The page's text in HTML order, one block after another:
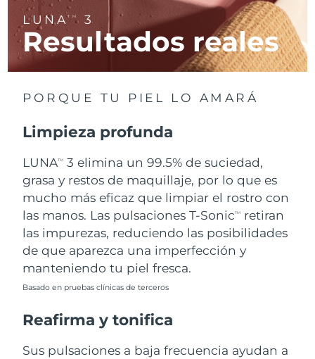
LUNATM 3
Resultados reales
PORQUE TU PIEL LO AMARÁ
Limpieza profunda
LUNATM
3 elimina un 99.5% de suciedad,
grasa y restos de maquillaje, por lo que es
mucho más eficaz que limpiar el rostro con
las manos. Las pulsaciones T-SonicTM
retiran
las impurezas, reduciendo las posibilidades
de que aparezca una imperfección y
manteniendo tu piel fresca.
Basado en pruebas clínicas de terceros
Reafirma y tonifica
Sus pulsaciones a baja frecuencia ayudan a
RAE de Macao
(China)
Entrega prevista8/10/26
Mónaco Entrega prevista 8/9/26
Países Bajos Entrega prevista8/8/26
Nueva Zelanda Entrega prevista
Omán
Filipinas Entrega prevista8/11/26